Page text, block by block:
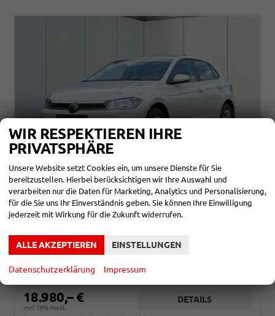
VOLKSWAGEN POLO
PDC+LED+APP CONNECT+SHZ
unverbindliche Lieferzeit: SOFORT
Fahrzeugnr. 865878 Getriebe Schalt. 5-Gang
Kraftstoff Benzin
59 kW (80 PS)
18.980,– €
incl. 19% MwSt.
DETAILS
WIR RESPEKTIEREN IHRE
PRIVATSPHÄRE
Unsere Website setzt Cookies ein, um unsere Dienste für Sie
bereitzustellen. Hierbei berücksichtigen wir Ihre Auswahl und
verarbeiten nur die Daten für Marketing, Analytics und Personalisierung,
für die Sie uns Ihr Einverständnis geben. Sie können Ihre Einwilligung
jederzeit mit Wirkung für die Zukunft widerrufen.
ALLE AKZEPTIEREN EINSTELLUNGEN
Datenschutzerklärung Impressum